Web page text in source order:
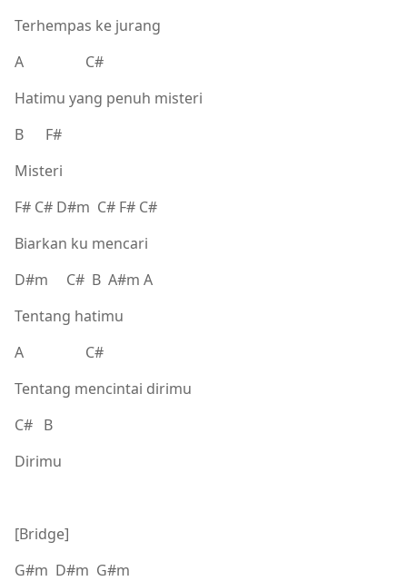
Terhempas ke jurang
A C#
Hatimu yang penuh misteri
B F#
Misteri
F# C# D#m C# F# C#
Biarkan ku mencari
D#m C# B A#m A
Tentang hatimu
A C#
Tentang mencintai dirimu
C# B
Dirimu
[Bridge]
G#m D#m G#m